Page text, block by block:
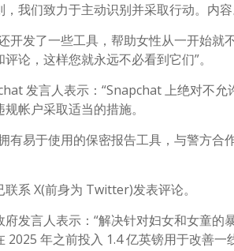
，我们致力于主动识别并采取行动。内容
开发了一些工具，帮助女性从一开始
评论，这样您就永远不必看到它们”。
发言人表示：“Snapchat 上绝对不
规帐户采取适当的措施。
有易于使用的保密报告工具，与警方
联系 X(前身为 Twitter)发表评论。
府发言人表示：“解决针对妇女和女童
2025 年之前投入 1.4 亿英镑用于改善一